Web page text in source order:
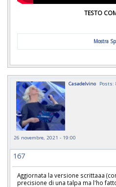
TESTO
Mostra
Casadelvino Posts:
26 novembre, 2021 - 19:00
167
Aggiornata la versione scrittaaa
precisione di una talpa ma l'ho